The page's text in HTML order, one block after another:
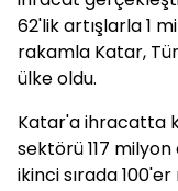
62'lik artışlarla 1
rakamla Katar,
ülke oldu.
Katar'a ihracatta
sektörü 117
ikinci sırada